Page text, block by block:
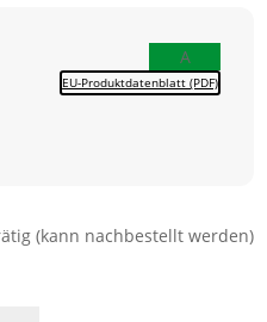
A
EU-Produktdatenblatt (PDF)
(kann nachbestellt werden)